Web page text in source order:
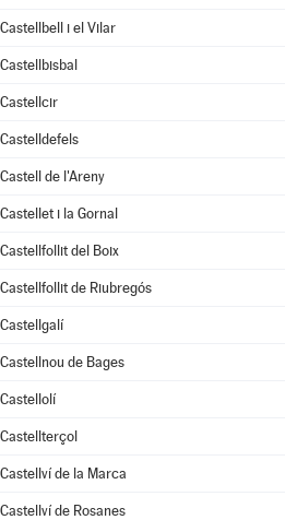
Castellbell i el Vilar
Castellbisbal
Castellcir
Castelldefels
Castell de l'Areny
Castellet i la Gornal
Castellfollit del Boix
Castellfollit de Riubregós
Castellgalí
Castellnou de Bages
Castellolí
Castellterçol
Castellví de la Marca
Castellví de Rosanes